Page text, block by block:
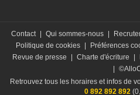
Contact | Qui sommes-nous |
Politique de cookies | Préférences
Revue de presse
| Charte d'écriture |
|
Retrouvez tous les horaires et infos de
0 892 892 892